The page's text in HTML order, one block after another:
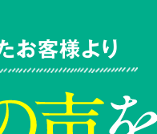
お客様より